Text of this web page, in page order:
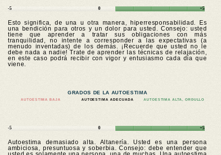
-5 0 +5
Esto significa, de una u otra manera, hiperresponsabilidad. Es
una bendición para otros y un dolor para usted. Consejo: usted
tiene que aprender a tratar sus obligaciones con más
tranquilidad, no intente a corresponder a las expectativas (a
menudo inventadas) de los demás. ¡Recuerde que usted no le
debe nada a nadie! Trate de aprender las técnicas de relajación,
en este caso podrá recibir con vigor y entusiasmo cada día que
viene.
GRADOS DE LA AUTOESTIMA
AUTOESTIMA BAJA AUTOESTIMA ADECUADA AUTOESTIMA ALTA, ORGULLO
-5 0 +5
Autoestima demasiado alta. Altanería. Usted es una persona
ambiciosa, presuntuosa y soberbia. Consejo: debe entender que